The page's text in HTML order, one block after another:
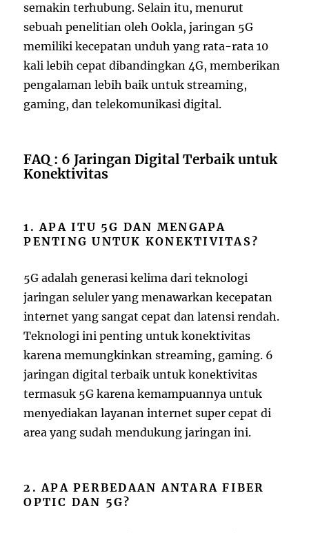
semakin terhubung. Selain itu, menurut
sebuah penelitian oleh Ookla, jaringan 5G
memiliki kecepatan unduh yang rata-rata 10
kali lebih cepat dibandingkan 4G, memberikan
pengalaman lebih baik untuk streaming,
gaming, dan telekomunikasi digital.
FAQ : 6 Jaringan Digital Terbaik untuk
Konektivitas
1. APA ITU 5G DAN MENGAPA
PENTING UNTUK KONEKTIVITAS?
5G adalah generasi kelima dari teknologi
jaringan seluler yang menawarkan kecepatan
internet yang sangat cepat dan latensi rendah.
Teknologi ini penting untuk konektivitas
karena memungkinkan streaming, gaming. 6
jaringan digital terbaik untuk konektivitas
termasuk 5G karena kemampuannya untuk
menyediakan layanan internet super cepat di
area yang sudah mendukung jaringan ini.
2. APA PERBEDAAN ANTARA FIBER
OPTIC DAN 5G?